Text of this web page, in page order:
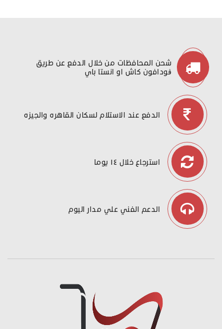
شحن المحافظات من خلال الدفع عن طريق
ڤودافون كاش او انستا باي
الدفع عند الاستلام لسكان القاهره والجيزه
استرجاع خلال ١٤ يوما
الدعم الفني علي مدار اليوم